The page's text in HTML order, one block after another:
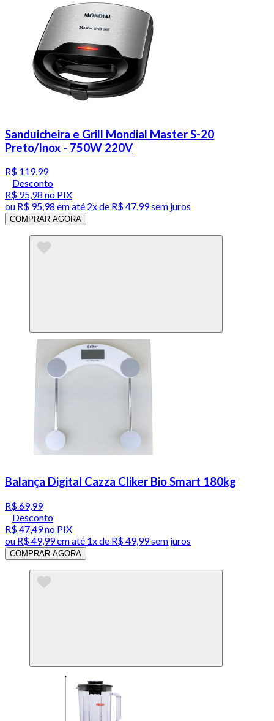
Sanduicheira e Grill Mondial Master S-20
Preto/Inox - 750W 220V
R$ 119,99
Desconto
R$ 95,98 no PIX
ou R$ 95,98 em até 2x de R$ 47,99 sem juros
COMPRAR AGORA
Balança Digital Cazza Cliker Bio Smart 180kg
R$ 69,99
Desconto
R$ 47,49no PIX
ou R$ 49,99em até 1x de R$ 49,99sem juros
COMPRAR AGORA